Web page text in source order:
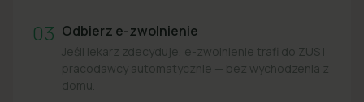
03 Odbierz e-zwolnienie
Jeśli lekarz zdecyduje, e-zwolnienie trafi do ZUS i
pracodawcy automatycznie — bez wychodzenia z
domu.